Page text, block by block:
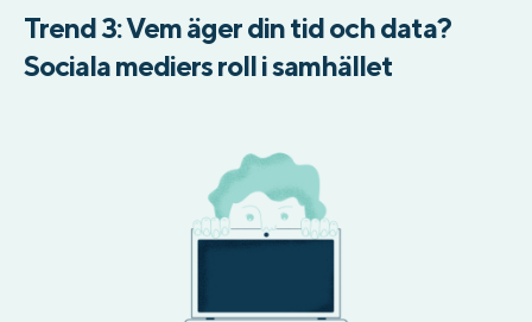
Trend 3: Vem äger din tid och data?
Sociala mediers roll i samhället